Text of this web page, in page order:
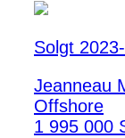
Solgt
Jeanneau
Offshore
1 995 000